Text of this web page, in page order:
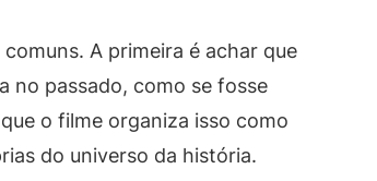
A primeira é achar que
no passado, como se fosse
o filme organiza isso como
do universo da história.